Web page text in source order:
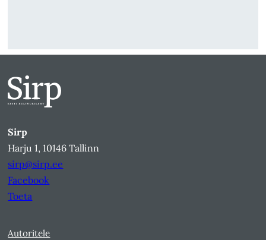
Sirp
Harju 1, 10146 Tallinn
sirp@sirp.ee
Facebook
Toeta
Autoritele